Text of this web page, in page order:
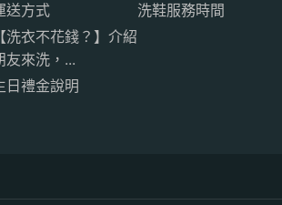
送方式
【洗衣不花錢？】介紹
友來洗，...
日禮金說明
洗鞋服務時間